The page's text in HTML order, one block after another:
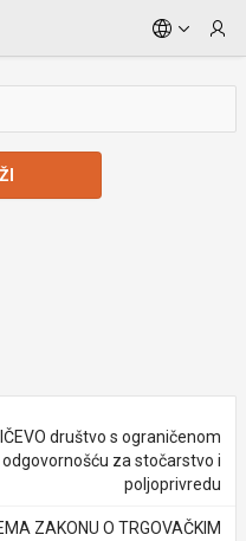
društvo s ograničenom
odgovornošću za stočarstvo i
poljoprivredu
ZAKONU O TRGOVAČKIM